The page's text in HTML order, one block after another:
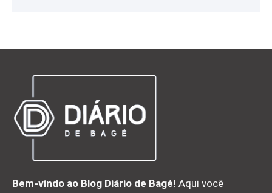
Bem-vindo ao Blog Diário de Bagé! Aqui você